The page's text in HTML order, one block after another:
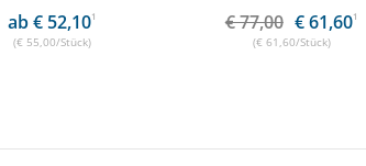
ab € 52,101
(€ 55,00/Stück)
€ 77,00 € 61,601
(€ 61,60/Stück)